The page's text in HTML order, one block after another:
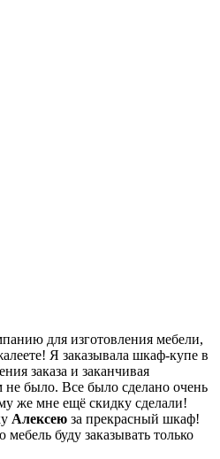
для изготовления мебели,
Я заказывала шкаф-купе в
заказа и заканчивая
было. Все было сделано очень
же мне ещё скидку сделали!
Алексею за прекрасный шкаф!
буду заказывать только